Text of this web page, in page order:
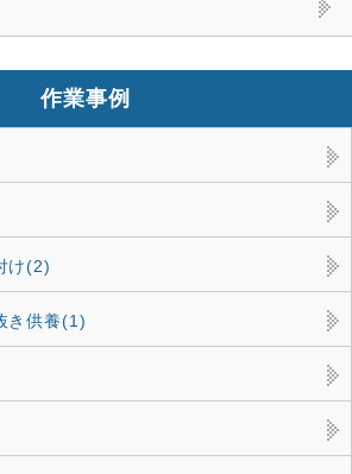
作業事例
け(2)
き供養(1)